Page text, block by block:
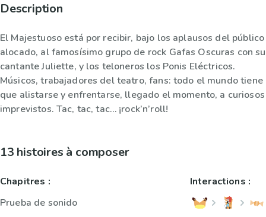
Description
El Majestuoso está por recibir, bajo los aplausos del público
alocado, al famosísimo grupo de rock Gafas Oscuras con su
cantante Juliette, y los teloneros los Ponis Eléctricos.
Músicos, trabajadores del teatro, fans: todo el mundo tiene
que alistarse y enfrentarse, llegado el momento, a curiosos
imprevistos. Tac, tac, tac… ¡rock’n’roll!
13 histoires à composer
Chapitres :
Prueba de sonido
Interactions :